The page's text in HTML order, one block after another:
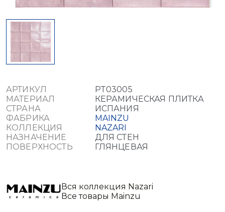
АРТИКУЛ
PT03005
МАТЕРИАЛ
КЕРАМИЧЕСКАЯ ПЛИТКА
СТРАНА
ИСПАНИЯ
ФАБРИКА
MAINZU
КОЛЛЕКЦИЯ
NAZARI
НАЗНАЧЕНИЕ
ДЛЯ СТЕН
ПОВЕРХНОСТЬ
ГЛЯНЦЕВАЯ
Вся коллекция Nazari
Все товары Mainzu